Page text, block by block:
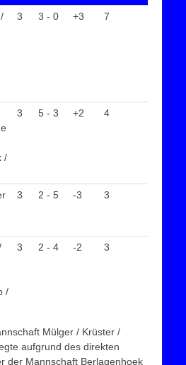
3 3 - 0 +3 7
/
3 5 - 3 +2 4
3 2 - 5 -3 3
/
3 2 - 4 -2 3
Mülger / Krüster /
aufgrund des direkten
der Mannschaft Berlagenhoek